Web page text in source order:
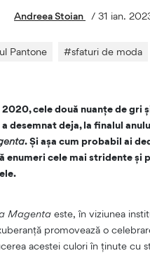
Andreea Stoian / 31 ian.
Pantone #sfaturi de moda
cele două nuanțe de gri
desemnat deja, la finalul
. Și așa cum probabil ai
enumeri cele mai stridente
Magenta este, în viziunea
promovează o
acestei culori în ținute cu